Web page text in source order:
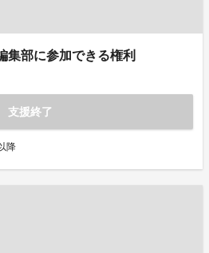
集部に参加できる権利
支援終了
降